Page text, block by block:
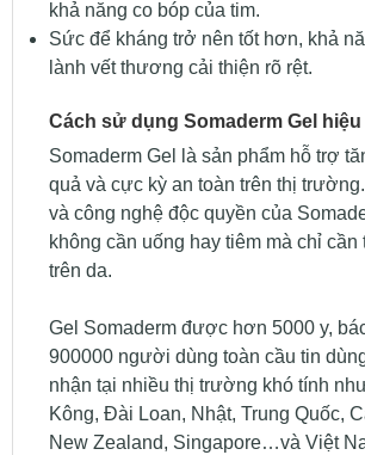
khả năng co bóp của tim.
Sức để kháng trở nên tốt hơn, khả
lành vết thương cải thiện rõ rệt.
Cách sử dụng Somaderm Gel
Somaderm Gel là sản phẩm hỗ trợ
quả và cực kỳ an toàn trên thị
và công nghệ độc quyền của
không cần uống hay tiêm mà chỉ cần
trên da.
Gel Somaderm được hơn 5000 y,
900000 người dùng toàn cầu tin
nhận tại nhiều thị trường khó tính
Kông, Đài Loan, Nhật, Trung Quốc,
New Zealand, Singapore…và Việt